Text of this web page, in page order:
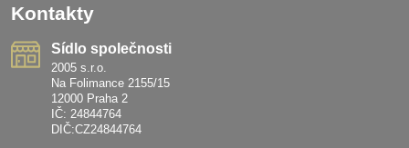
Kontakty
Sídlo společnosti
2005 s.r.o.
Na Folimance 2155/15
12000 Praha 2
IČ: 24844764
DIČ:CZ24844764